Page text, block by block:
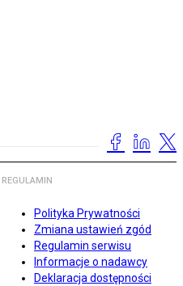
REGULAMIN
Polityka Prywatności
Zmiana ustawień zgód
Regulamin serwisu
Informacje o nadawcy
Deklaracja dostępności